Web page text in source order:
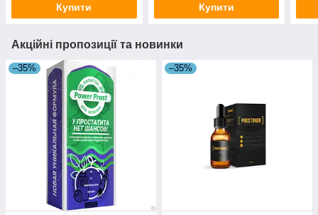
Купити Купити
Акційні пропозиції та новинки
–35% –35%